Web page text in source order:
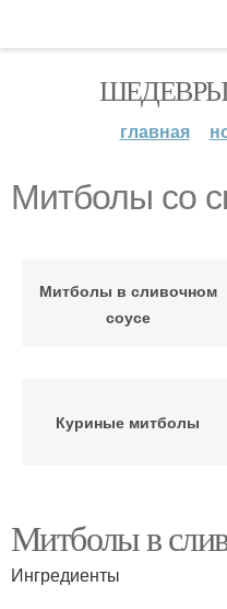
главная
Митболы со
Митболы в сливочном
соусе
Куриные митболы
Митболы в томатном
соусе
Митболы в
Ингредиенты